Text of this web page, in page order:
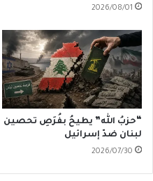
2026/08/01
“حزبُ الله” يطيحُ بفُرَصِ تحصين
لبنان ضدّ إسرائيل
2026/07/30